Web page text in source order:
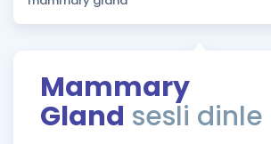
Puan Hesaplama
ÖSYM Sınav Takvimi
Kampanyalar
Mammary
Gland sesli dinle